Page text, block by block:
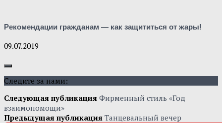
Рекомендации гражданам — как защититься от жары!
09.07.2019
Следите за нами:
Следующая публикация Фирменный стиль «Год
взаимопомощи»
Предыдущая публикация Танцевальный вечер